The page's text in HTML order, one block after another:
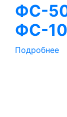
ФС-
ФС-
Подробнее